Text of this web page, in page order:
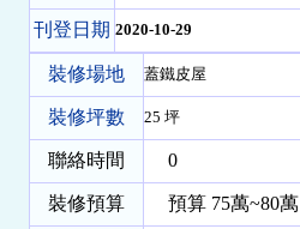
刊登日期 2020-10-29
裝修場地 蓋鐵皮屋
裝修坪數 25 坪
聯絡時間 0
裝修預算 預算 75萬~80萬